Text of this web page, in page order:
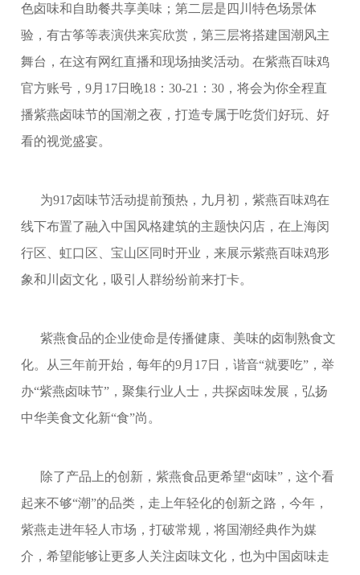
色卤味和自助餐共享美味；第二层是四川特色场景体
验，有古筝等表演供来宾欣赏，第三层将搭建国潮风主
舞台，在这有网红直播和现场抽奖活动。在紫燕百味鸡
官方账号，9月17日晚18：30-21：30，将会为你全程直
播紫燕卤味节的国潮之夜，打造专属于吃货们好玩、好
看的视觉盛宴。
为917卤味节活动提前预热，九月初，紫燕百味鸡在
线下布置了融入中国风格建筑的主题快闪店，在上海闵
行区、虹口区、宝山区同时开业，来展示紫燕百味鸡形
象和川卤文化，吸引人群纷纷前来打卡。
紫燕食品的企业使命是传播健康、美味的卤制熟食文
化。从三年前开始，每年的9月17日，谐音“就要吃”，举
办“紫燕卤味节”，聚集行业人士，共探卤味发展，弘扬
中华美食文化新“食”尚。
除了产品上的创新，紫燕食品更希望“卤味”，这个看
起来不够“潮”的品类，走上年轻化的创新之路，今年，
紫燕走进年轻人市场，打破常规，将国潮经典作为媒
介，希望能够让更多人关注卤味文化，也为中国卤味走